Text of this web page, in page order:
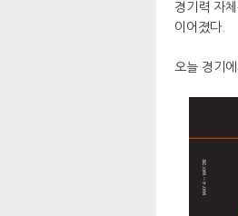
경기력 자
이어졌다.
오늘 경기